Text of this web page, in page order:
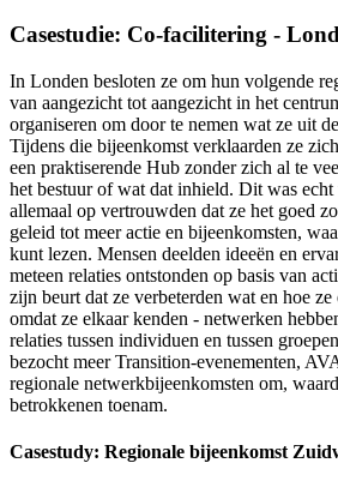
Casestudie: Co-facilitering -
In Londen besloten ze om hun volgende
van aangezicht tot aangezicht in het
organiseren om door te nemen wat ze uit
Tijdens die bijeenkomst verklaarden ze
een praktiserende Hub zonder zich al te
het bestuur of wat dat inhield. Dit was echt
allemaal op vertrouwden dat ze het goed
geleid tot meer actie en bijeenkomsten,
kunt lezen. Mensen deelden ideeën en
meteen relaties ontstonden op basis van
zijn beurt dat ze verbeterden wat en hoe
omdat ze elkaar kenden - netwerken
relaties tussen individuen en tussen
bezocht meer Transition-evenementen,
regionale netwerkbijeenkomsten om,
betrokkenen toenam.
Casestudy: Regionale bijeenkomst